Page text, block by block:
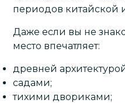
периодов китайской
Даже если вы не
место впечатляет:
древней
садами;
тихими двориками;